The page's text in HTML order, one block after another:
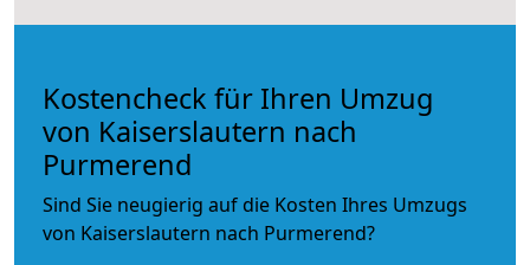
Kostencheck für Ihren Umzug
von Kaiserslautern nach
Purmerend
Sind Sie neugierig auf die Kosten Ihres Umzugs
von Kaiserslautern nach Purmerend?